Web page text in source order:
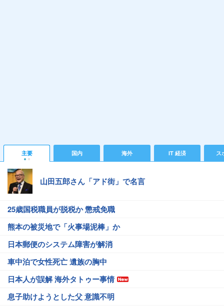
主要 国内 海外 IT 経済 ス
山田五郎さん「アド街」で名言
25歳国税職員が脱税か 懲戒免職
熊本の被災地で「火事場泥棒」か
日本郵便のシステム障害が解消
車中泊で女性死亡 遺族の胸中
日本人が誤解 海外タトゥー事情
息子助けようとした父 意識不明